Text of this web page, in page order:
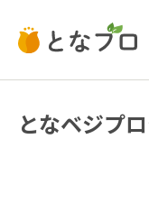
となベジプ